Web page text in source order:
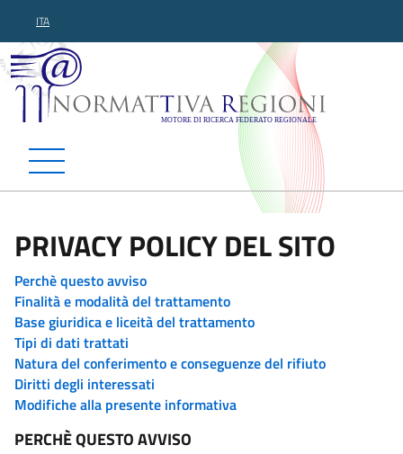
ITA
Normattiva Regioni -
PRIVACY POLICY DEL SITO
Perchè questo avviso
Finalità e modalità del trattamento
Base giuridica e liceità del trattamento
Tipi di dati trattati
Natura del conferimento e conseguenze del rifiuto
Diritti degli interessati
Modifiche alla presente informativa
PERCHÈ QUESTO AVVISO